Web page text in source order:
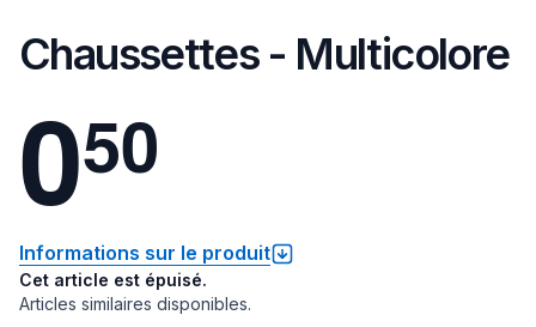
Chaussettes - Multicolore
050
Informations sur le produit
Cet article est épuisé.
Articles similaires disponibles.